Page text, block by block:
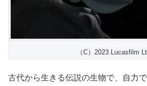
（C）2023 Lucasfilm
古代から生きる伝説の生物で、自力